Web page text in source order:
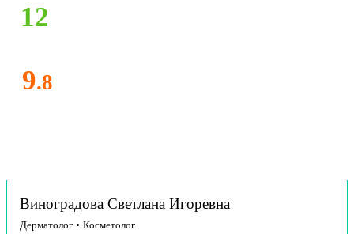
12
9.8
Виноградова Светлана Игоревна
Дерматолог • Косметолог